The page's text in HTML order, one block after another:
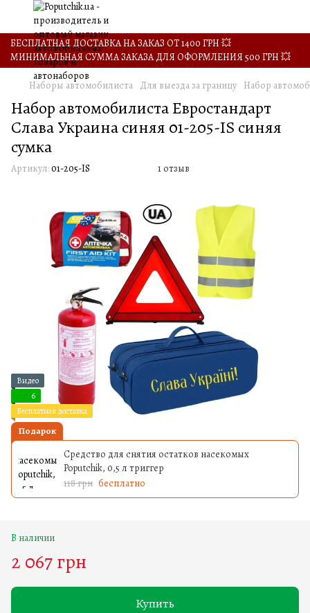
БЕСПЛАТНАЯ ДОСТАВКА НА ЗАКАЗ ОТ 1400 ГРН 💥
МИНИМАЛЬНАЯ СУММА ЗАКАЗА ДЛЯ ОФОРМЛЕНИЯ 500 ГРН 💥
Наборы автомобилиста Для выезда за границу Набор
Набор автомобилиста Евростандарт
Слава Украина синяя 01-205-IS синяя
сумка
Артикул:01-205-IS 1 отзыв
Видео
6
Бесплатная доставка
Подарок
Средство для снятия остатков насекомых
Poputchik, 0,5 л триггер
118 грн бесплатно
В наличии
2 067 грн
Купить